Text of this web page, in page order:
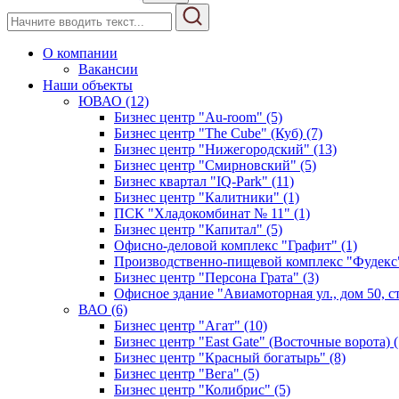
О компании
Вакансии
Наши объекты
ЮВАО (12)
Бизнес центр "Au-room" (5)
Бизнес центр "The Cube" (Куб) (7)
Бизнес центр "Нижегородский" (13)
Бизнес центр "Смирновский" (5)
Бизнес квартал "IQ-Park" (11)
Бизнес центр "Калитники" (1)
ПСК "Хладокомбинат № 11" (1)
Бизнес центр "Капитал" (5)
Офисно-деловой комплекс "Графит" (1)
Производственно-пищевой комплекс
Бизнес центр "Персона Грата" (3)
Офисное здание "Авиамоторная ул., дом 50,
ВАО (6)
Бизнес центр "Агат" (10)
Бизнес центр "East Gate" (Восточные ворота)
Бизнес центр "Красный богатырь" (8)
Бизнес центр "Вега" (5)
Бизнес центр "Колибрис" (5)